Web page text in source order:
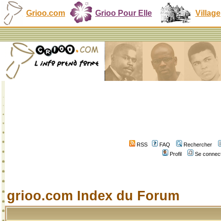
Grioo.com Grioo Pour Elle Village
RSS FAQ
Rechercher
Profil
Se
grioo.com Index du Forum